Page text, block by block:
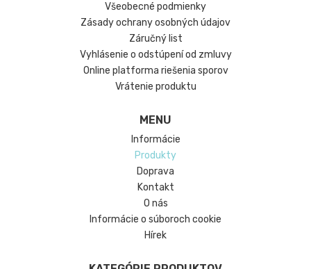
Všeobecné podmienky
Zásady ochrany osobných údajov
Záručný list
Vyhlásenie o odstúpení od zmluvy
Online platforma riešenia sporov
Vrátenie produktu
MENU
Informácie
Produkty
Doprava
Kontakt
O nás
Informácie o súboroch cookie
Hírek